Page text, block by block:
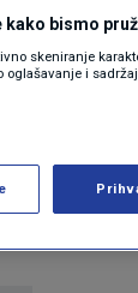
bismo
skeniranje
i